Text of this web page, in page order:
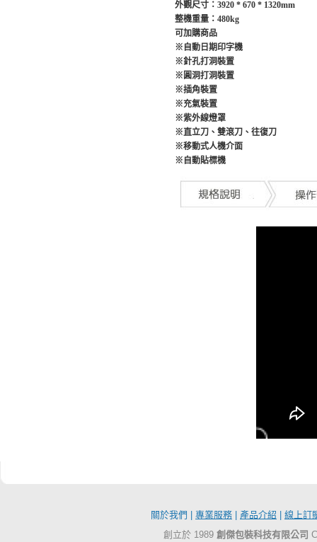
外觀尺寸：3920 * 670 * 1320mm
整機重量：480kg
可加購商品
※ 自動日期印字機
※針孔打洞裝置
※ 圓洞打洞裝置
※插角裝置
※充氣裝置
※紫外線燈罩
※直立刀、雙滾刀、往復刀
※移動式人機介面
※ 自動貼標機
關於我們 | 專業服務 產品介紹
線上訂
創立於 1989 創傑包裝科技有限公司